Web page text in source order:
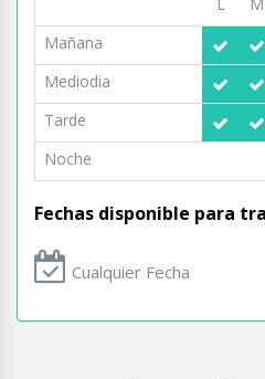
Mañana
Mediodia
Tarde
Noche
Fechas disponible para
Cualquier Fecha